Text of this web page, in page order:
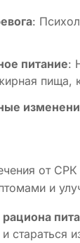
:
питание:
пища,
от
и
стараться